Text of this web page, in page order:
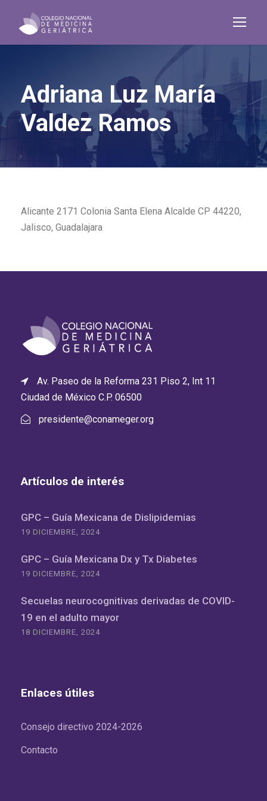
Adriana Luz María
Valdez Ramos
Alicante 2171 Colonia Santa Elena Alcalde CP 44220,
Jalisco, Guadalajara
Av. Paseo de la Reforma 231 Piso 2, Int 11
Ciudad de México C.P. 06500
presidente@conameger.org
Artículos de interés
GPC – Guía Mexicana de Dislipidemias
19 DICIEMBRE, 2024
GPC – Guía Mexicana Dx y Tx Diabetes
19 DICIEMBRE, 2024
Secuelas neurocognitivas derivadas de COVID-
19 en el adulto mayor
18 DICIEMBRE, 2024
Enlaces útiles
Consejo directivo 2024-2026
Contacto